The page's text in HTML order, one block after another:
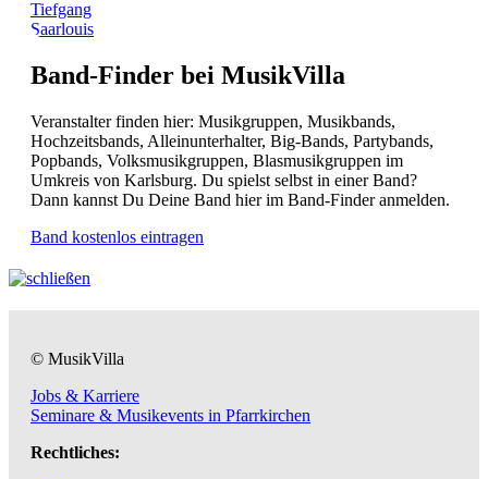
Tiefgang
Saarlouis
Band-Finder bei MusikVilla
Veranstalter finden hier: Musikgruppen, Musikbands,
Hochzeitsbands, Alleinunterhalter, Big-Bands, Partybands,
Popbands, Volksmusikgruppen, Blasmusikgruppen im
Umkreis von Karlsburg. Du spielst selbst in einer Band?
Dann kannst Du Deine Band hier im Band-Finder anmelden.
Band kostenlos eintragen
© MusikVilla
Jobs & Karriere
Seminare & Musikevents in Pfarrkirchen
Rechtliches: